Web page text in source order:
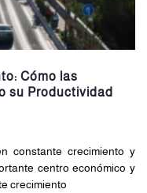
Cómo las
su Productividad
constante crecimiento y
centro económico y
crecimiento